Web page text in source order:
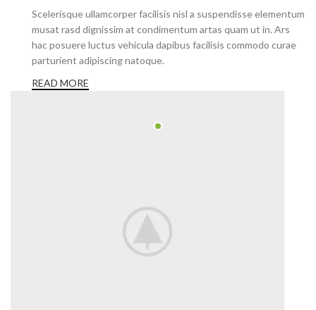
Scelerisque ullamcorper facilisis nisl a suspendisse elementum
musat rasd dignissim at condimentum artas quam ut in. Ars
hac posuere luctus vehicula dapibus facilisis commodo curae
parturient adipiscing natoque.
READ MORE